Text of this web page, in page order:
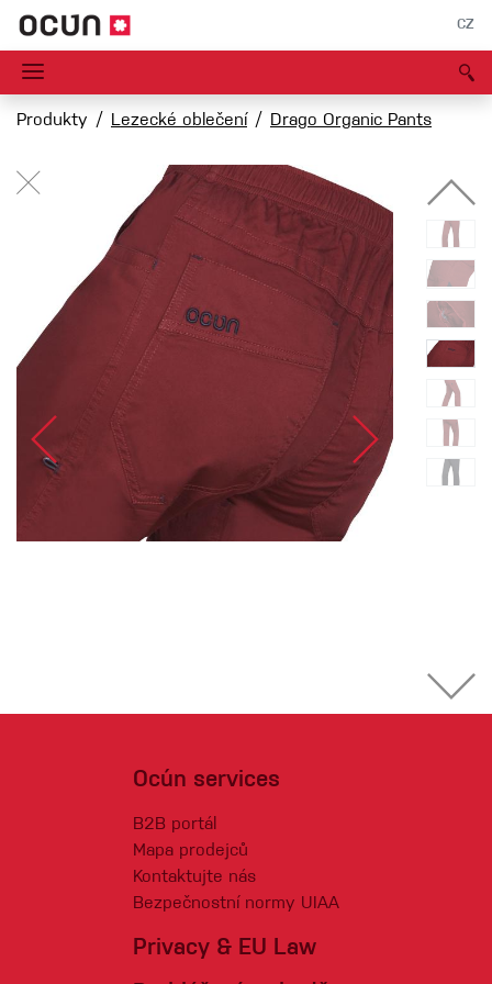
CZ
Produkty Lezecké oblečení Drago Organic Pants
Ocún services
B2B portál
Mapa prodejců
Kontaktujte nás
Bezpečnostní normy UIAA
Privacy & EU Law